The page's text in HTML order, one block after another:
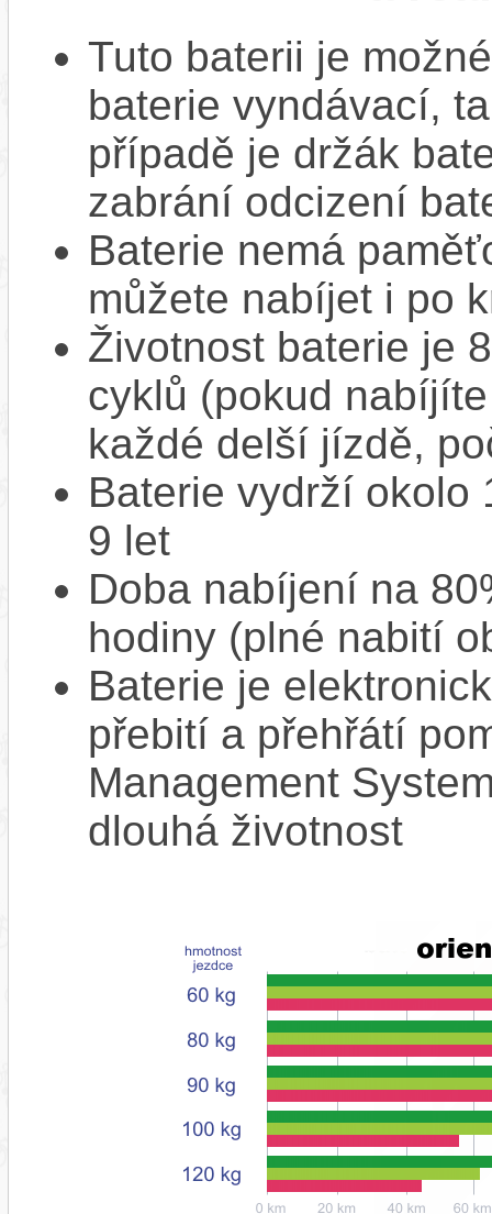
Tuto baterii je
baterie vyndávací,
případě je držák
zabrání odcizení
Baterie nemá
můžete nabíjet i po
Životnost baterie je
cyklů (pokud
každé delší jízdě,
Baterie vydrží okolo
9 let
Doba nabíjení na
hodiny (plné nabití
Baterie je
přebití a přehřátí
Management
dlouhá životnost